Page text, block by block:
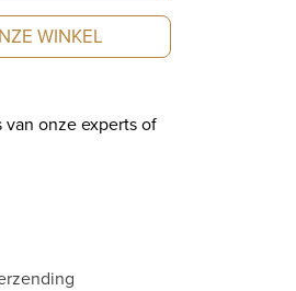
WINKEL
onze experts of